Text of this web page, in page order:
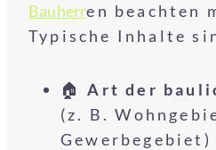
Bauherren beachten
Typische Inhalte
🏠Art der
(z. B.
Gewerbegebiet)